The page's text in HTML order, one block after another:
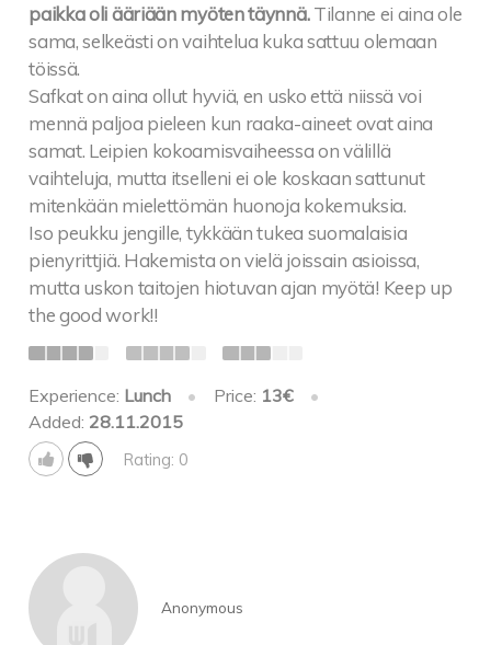
paikka oli ääriään myöten täynnä. Tilanne ei aina ole
sama, selkeästi on vaihtelua kuka sattuu olemaan
töissä.
Safkat on aina ollut hyviä, en usko että niissä voi
mennä paljoa pieleen kun raaka-aineet ovat aina
samat. Leipien kokoamisvaiheessa on välillä
vaihteluja, mutta itselleni ei ole koskaan sattunut
mitenkään mielettömän huonoja kokemuksia.
Iso peukku jengille, tykkään tukea suomalaisia
pienyrittjiä. Hakemista on vielä joissain asioissa,
mutta uskon taitojen hiotuvan ajan myötä! Keep up
the good work!!
Experience: Lunch • Price: 13€
•
Added: 28.11.2015
Rating: 0
Anonymous